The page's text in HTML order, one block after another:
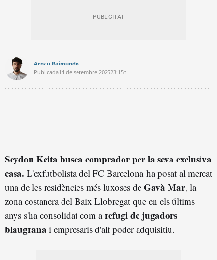
Arnau Raimundo
Publicada14 de setembre 202523:15h
Seydou Keita busca comprador per la seva exclusiva
casa. L'exfutbolista del FC Barcelona ha posat al mercat
una de les residències més luxoses de Gavà Mar, la
zona costanera del Baix Llobregat que en els últims
anys s'ha consolidat com arefugi de jugadors
blaugrana i empresaris d'alt poder adquisitiu.